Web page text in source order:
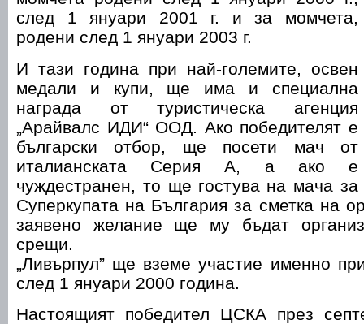
след 1 януари 2001 г. и за момчета,
родени след 1 януари 2003 г.
И тази година при най-големите, освен
медали и купи, ще има и специална
награда от туристическа агенция
„Арайвалс ИДИ“ ООД. Ако победителят е
български отбор, ще посети мач от
италианската Серия А, а ако е
чуждестранен, то ще гостува на мача за
Суперкупата на България за сметка на
заявено желание ще му бъдат
срещи.
„Ливърпул” ще вземе участие именно
след 1 януари 2000 година.
Настоящият победител ЦСКА през